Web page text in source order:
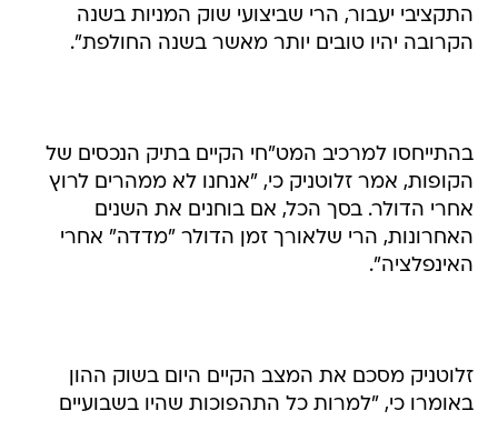
התקציבי יעבור, הרי שביצועי שוק המניות בשנה
הקרובה יהיו טובים יותר מאשר בשנה החולפת".
בהתייחסו למרכיב המט"חי הקיים בתיק הנכסים של
הקופות, אמר זלוטניק כי, "אנחנו לא ממהרים לרוץ
אחרי הדולר. בסך הכל, אם בוחנים את השנים
האחרונות, הרי שלאורך זמן הדולר "מדדה" אחרי
האינפלציה".
זלוטניק מסכם את המצב הקיים היום בשוק ההון
באומרו כי, "למרות כל התהפוכות שהיו בשבועיים